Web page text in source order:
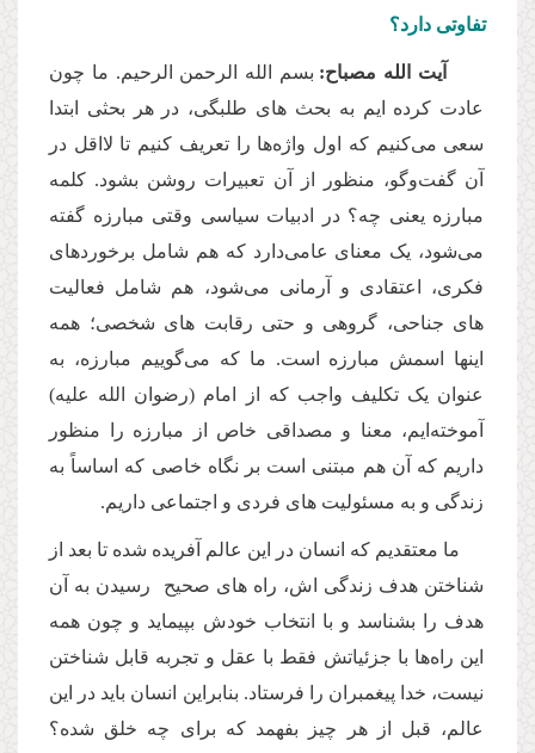
تفاوتی دارد؟
آیت الله مصباح: بسم الله الرحمن الرحیم. ما چون
عادت کرده ایم به بحث های طلبگی، در هر بحثی ابتدا
سعی میکنیم که اول واژهها را تعریف کنیم تا لااقل در
آن گفت‌وگو، منظور از آن تعبیرات روشن بشود. کلمه
مبارزه یعنی چه؟ در ادبیات سیاسی وقتی مبارزه گفته
میشود، یک معنای عامیدارد که هم شامل برخوردهای
فکری، اعتقادی و آرمانی میشود، هم شامل فعالیت
های جناحی، گروهی و حتی رقابت های شخصی؛ همه
اینها اسمش مبارزه است. ما که میگوییم مبارزه، به
عنوان یک تکلیف واجب که از امام (رضوان الله علیه)
آموخته ایم، معنا و مصداقی خاص از مبارزه را منظور
داریم که آن هم مبتنی است بر نگاه خاصی که اساساً به
زندگی و به مسئولیت های فردی و اجتماعی داریم.
ما معتقدیم که انسان در این عالم آفریده شده تا بعد از
شناختن هدف زندگی اش، راه های صحیح رسیدن به آن
هدف را بشناسد و با انتخاب خودش بپیماید و چون همه
این راهها با جزئیاتش فقط با عقل و تجربه قابل شناختن
نیست، خدا پیغمبران را فرستاد. بنابراین انسان باید در این
عالم، قبل از هر چیز بفهمد که برای چه خلق شده؟